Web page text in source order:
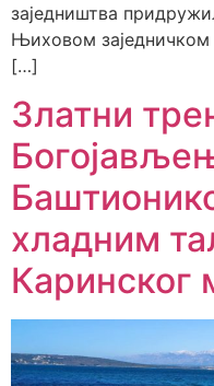
заједништва
Њиховом
[…]
Златни
хладним
Каринског